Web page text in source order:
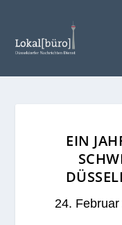
EIN
24. Februar